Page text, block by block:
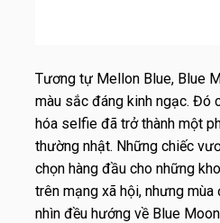
Tương tự Mellon Blue, Blue
màu sắc đáng kinh ngạc. Đó
hóa selfie đã trở thành một
thường nhật. Những chiếc
chọn hàng đầu cho những
trên mạng xã hội, nhưng
nhìn đều hướng về Blue